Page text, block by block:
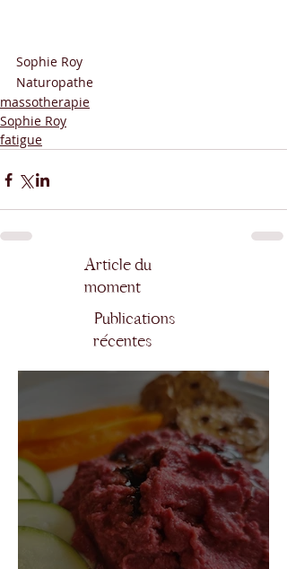
Sophie Roy
Naturopathe
massotherapie
Sophie Roy
fatigue
Article du
moment
Publications
récentes